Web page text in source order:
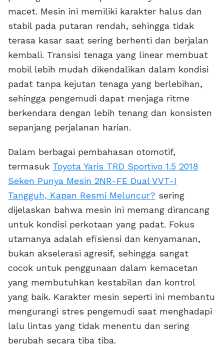
macet. Mesin ini memiliki karakter halus dan
stabil pada putaran rendah, sehingga tidak
terasa kasar saat sering berhenti dan berjalan
kembali. Transisi tenaga yang linear membuat
mobil lebih mudah dikendalikan dalam kondisi
padat tanpa kejutan tenaga yang berlebihan,
sehingga pengemudi dapat menjaga ritme
berkendara dengan lebih tenang dan konsisten
sepanjang perjalanan harian.
Dalam berbagai pembahasan otomotif,
termasuk Toyota Yaris TRD Sportivo 1.5 2018
Seken Punya Mesin 2NR-FE Dual VVT-I
Tangguh, Kapan Resmi Meluncur? sering
dijelaskan bahwa mesin ini memang dirancang
untuk kondisi perkotaan yang padat. Fokus
utamanya adalah efisiensi dan kenyamanan,
bukan akselerasi agresif, sehingga sangat
cocok untuk penggunaan dalam kemacetan
yang membutuhkan kestabilan dan kontrol
yang baik. Karakter mesin seperti ini membantu
mengurangi stres pengemudi saat menghadapi
lalu lintas yang tidak menentu dan sering
berubah secara tiba tiba.